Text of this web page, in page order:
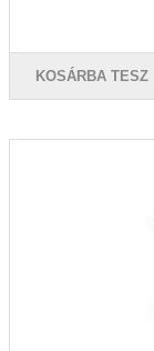
KOSÁRBA TESZ